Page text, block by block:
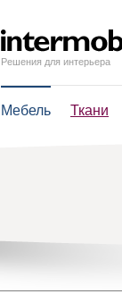
Решения для интерьера
Мебель Ткани